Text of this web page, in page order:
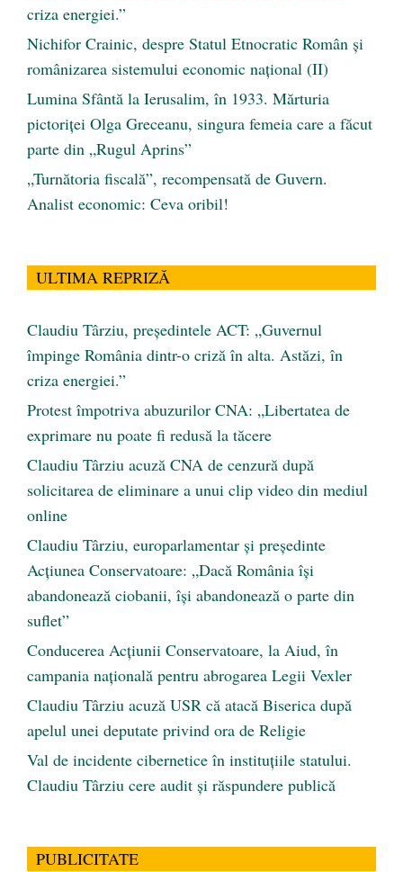
criza energiei.”
Nichifor Crainic, despre Statul Etnocratic Român şi
românizarea sistemului economic naţional (II)
Lumina Sfântă la Ierusalim, în 1933. Mărturia
pictoriței Olga Greceanu, singura femeia care a făcut
parte din „Rugul Aprins”
„Turnătoria fiscală”, recompensată de Guvern.
Analist economic: Ceva oribil!
ULTIMA REPRIZĂ
Claudiu Târziu, președintele ACT: „Guvernul
împinge România dintr-o criză în alta. Astăzi, în
criza energiei.”
Protest împotriva abuzurilor CNA: „Libertatea de
exprimare nu poate fi redusă la tăcere
Claudiu Târziu acuză CNA de cenzură după
solicitarea de eliminare a unui clip video din mediul
online
Claudiu Târziu, europarlamentar și președinte
Acțiunea Conservatoare: „Dacă România își
abandonează ciobanii, își abandonează o parte din
suflet”
Conducerea Acțiunii Conservatoare, la Aiud, în
campania națională pentru abrogarea Legii Vexler
Claudiu Târziu acuză USR că atacă Biserica după
apelul unei deputate privind ora de Religie
Val de incidente cibernetice în instituțiile statului.
Claudiu Târziu cere audit și răspundere publică
PUBLICITATE